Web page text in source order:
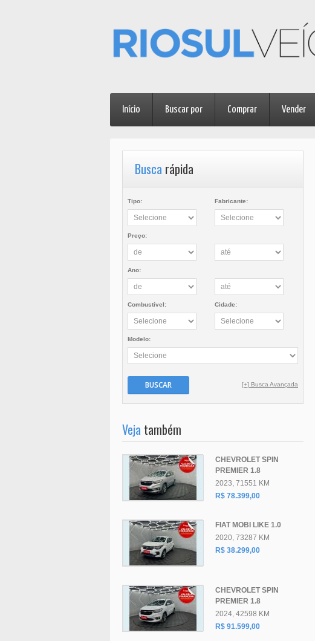
Início Buscar por Comprar Vender
Busca rápida
Tipo: Fabricante:
Preço:
Ano:
Combustível: Cidade:
Modelo:
BUSCAR [+] Busca Avançada
Veja também
CHEVROLET SPIN
PREMIER 1.8
2023, 71551 KM
R$ 78.399,00
FIAT MOBI LIKE 1.0
2020, 73287 KM
R$ 38.299,00
CHEVROLET SPIN
PREMIER 1.8
2024, 42598 KM
R$ 91.599,00